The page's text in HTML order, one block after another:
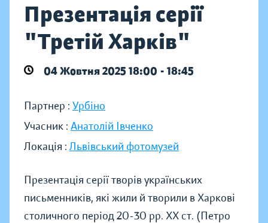
Презентація серії
"Третій Харків"
04 Жовтня 2025 18:00 - 18:45
Партнер : Урбіно
Учасник : Анатолій Івченко
Локація : Львівський фотомузей
Презентація серії творів українських
письменників, які жили й творили в Харкові
столичного період 20-30 рр. ХХ ст. (Петро